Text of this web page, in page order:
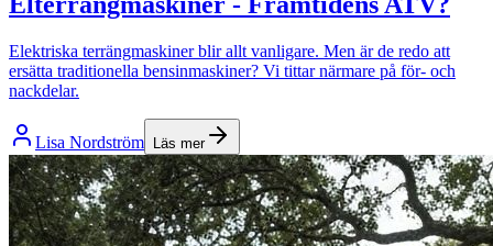
Elektriska terrängmaskiner blir allt vanligare. Men är de redo att
ersätta traditionella bensinmaskiner? Vi tittar närmare på för- och
nackdelar.
Lisa Nordström Läs mer